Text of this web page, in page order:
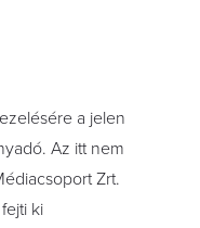
a jelen
Az itt nem
Zrt.
ki